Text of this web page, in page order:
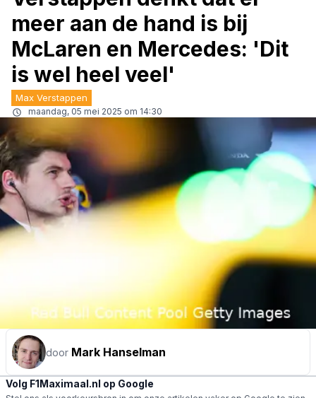
meer aan de hand is bij
McLaren en Mercedes: 'Dit
is wel heel veel'
Max Verstappen
maandag, 05 mei 2025 om 14:30
door Mark Hanselman
Volg F1Maximaal.nl op Google